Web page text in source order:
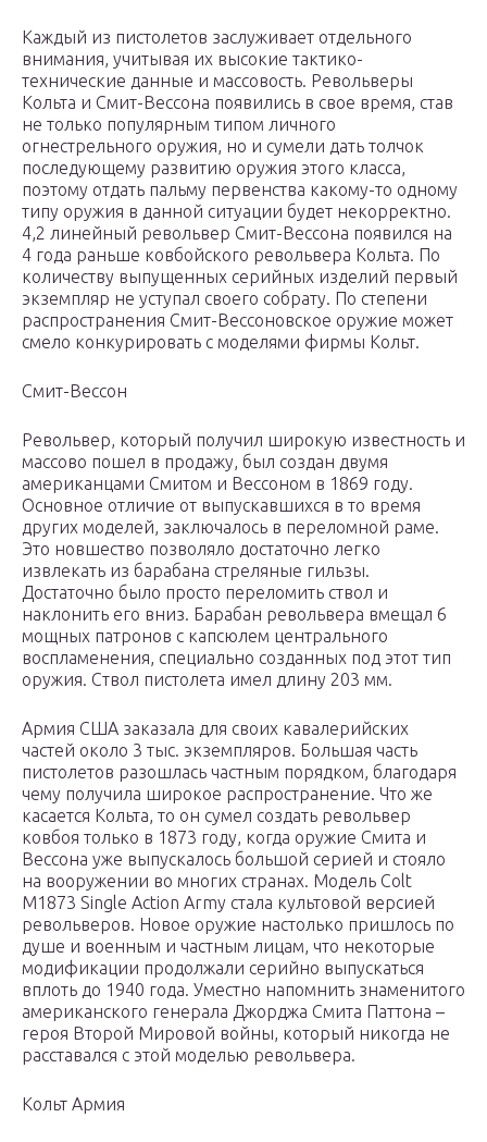
Каждый из пистолетов заслуживает отдельного
внимания, учитывая их высокие тактико-
технические данные и массовость. Револьверы
Кольта и Смит-Вессона появились в свое время, став
не только популярным типом личного
огнестрельного оружия, но и сумели дать толчок
последующему развитию оружия этого класса,
поэтому отдать пальму первенства какому-то одному
типу оружия в данной ситуации будет некорректно.
4,2 линейный револьвер Смит-Вессона появился на
4 года раньше ковбойского револьвера Кольта. По
количеству выпущенных серийных изделий первый
экземпляр не уступал своего собрату. По степени
распространения Смит-Вессоновское оружие может
смело конкурировать с моделями фирмы Кольт.
Смит-Вессон
Револьвер, который получил широкую известность и
массово пошел в продажу, был создан двумя
американцами Смитом и Вессоном в 1869 году.
Основное отличие от выпускавшихся в то время
других моделей, заключалось в переломной раме.
Это новшество позволяло достаточно легко
извлекать из барабана стреляные гильзы.
Достаточно было просто переломить ствол и
наклонить его вниз. Барабан револьвера вмещал 6
мощных патронов с капсюлем центрального
воспламенения, специально созданных под этот тип
оружия. Ствол пистолета имел длину 203 мм.
Армия США заказала для своих кавалерийских
частей около 3 тыс. экземпляров. Большая часть
пистолетов разошлась частным порядком, благодаря
чему получила широкое распространение. Что же
касается Кольта, то он сумел создать револьвер
ковбоя только в 1873 году, когда оружие Смита и
Вессона уже выпускалось большой серией и стояло
на вооружении во многих странах. Модель Colt
M1873 Single Action Army стала культовой версией
револьверов. Новое оружие настолько пришлось по
душе и военным и частным лицам, что некоторые
модификации продолжали серийно выпускаться
вплоть до 1940 года. Уместно напомнить знаменитого
американского генерала Джорджа Смита Паттона –
героя Второй Мировой войны, который никогда не
расставался с этой моделью револьвера.
Кольт Армия